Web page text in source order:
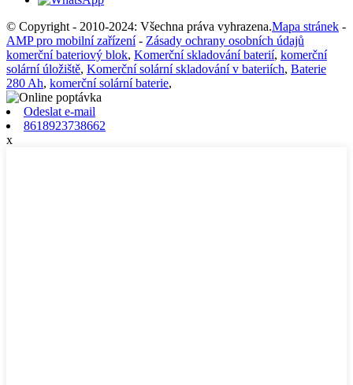
© Copyright - 2010-2024: Všechna práva vyhrazena.Mapa stránek -
AMP pro mobilní zařízení- Zásady ochrany osobních údajů
komerční bateriový blok, Komerční skladování baterií, komerční
solární úložiště, Komerční solární skladování v bateriích, Baterie
280 Ah, komerční solární baterie,
Odeslat e-mail
8618923738662
x